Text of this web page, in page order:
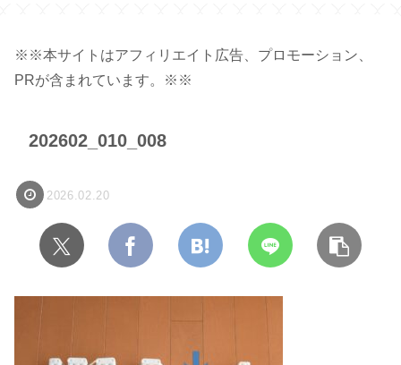
※※本サイトはアフィリエイト広告、プロモーション、
PRが含まれています。※※
202602_010_008
2026.02.20